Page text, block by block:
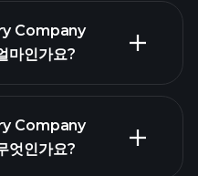
Company
마인가요?
Company
엇인가요?